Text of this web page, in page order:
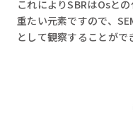
これによりSBRはOsと
重たい元素ですので、
として観察することがで